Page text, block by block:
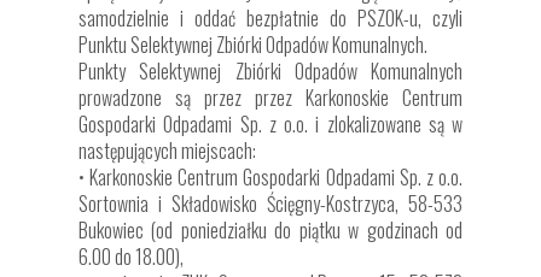
samodzielnie i oddać bezpłatnie do PSZOK-u, czyli
Punktu Selektywnej Zbiórki Odpadów Komunalnych.
Punkty Selektywnej Zbiórki Odpadów Komunalnych
prowadzone są przez przez Karkonoskie Centrum
Gospodarki Odpadami Sp. z o.o. i zlokalizowane są w
następujących miejscach:
• Karkonoskie Centrum Gospodarki Odpadami Sp. z o.o.
Sortownia i Składowisko Ścięgny-Kostrzyca, 58-533
Bukowiec (od poniedziałku do piątku w godzinach od
6.00 do 18.00),